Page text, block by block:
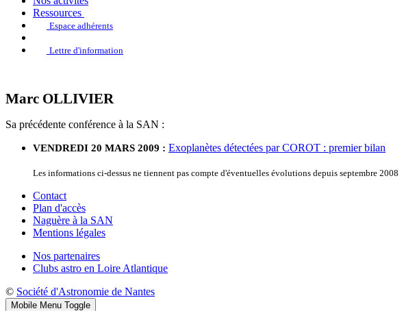
Ressources
Espace adhérents
Lettre d'information
Marc OLLIVIER
Sa précédente conférence à la SAN :
VENDREDI 20 MARS 2009 : Exoplanètes détectées par COROT : premier bilan
Les informations ci-dessus ne tiennent pas compte d'éventuelles évolutions depuis septembre 2008
Contact
Plan d'accès
Naguère à la SAN
Mentions légales
Nos partenaires
Clubs astro en Loire Atlantique
© Société d'Astronomie de Nantes
Mobile Menu Toggle